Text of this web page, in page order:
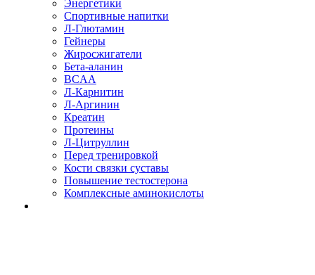
Энергетики
Спортивные напитки
Л-Глютамин
Гейнеры
Жиросжигатели
Бета-аланин
BCAA
Л-Карнитин
Л-Аргинин
Креатин
Протеины
Л-Цитруллин
Перед тренировкой
Кости связки суставы
Повышение тестостерона
Комплексные аминокислоты